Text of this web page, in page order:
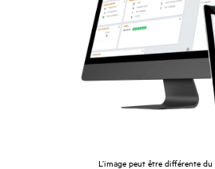
Acheter
L’image peut être différente du